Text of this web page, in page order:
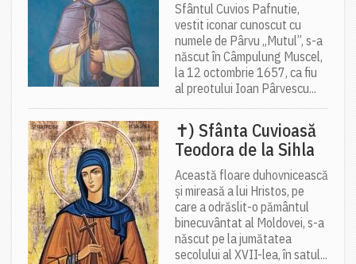
Sfântul Cuvios Pafnutie,
vestit iconar cunoscut cu
numele de Pârvu „Mutul”, s-a
născut în Câmpulung Muscel,
la 12 octombrie 1657, ca fiu
al preotului Ioan Pârvescu...
✝) Sfânta Cuvioasă
Teodora de la Sihla
Această floare duhovnicească
și mireasă a lui Hristos, pe
care a odrăslit-o pământul
binecuvântat al Moldovei, s-a
născut pe la jumătatea
secolului al XVII-lea, în satul...